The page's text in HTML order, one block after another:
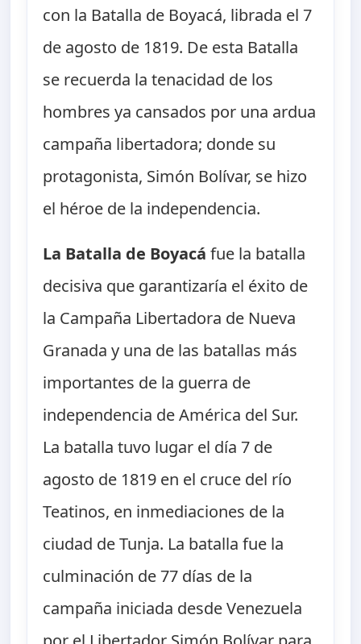
con la Batalla de Boyacá, librada el 7
de agosto de 1819. De esta Batalla
se recuerda la tenacidad de los
hombres ya cansados por una ardua
campaña libertadora; donde su
protagonista, Simón Bolívar, se hizo
el héroe de la independencia.
La Batalla de Boyacá fue la batalla
decisiva que garantizaría el éxito de
la Campaña Libertadora de Nueva
Granada y una de las batallas más
importantes de la guerra de
independencia de América del Sur.
La batalla tuvo lugar el día 7 de
agosto de 1819 en el cruce del río
Teatinos, en inmediaciones de la
ciudad de Tunja. La batalla fue la
culminación de 77 días de la
campaña iniciada desde Venezuela